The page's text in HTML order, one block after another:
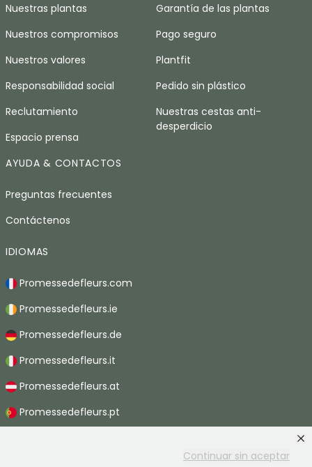
Continuar sin aceptar
Nuestras plantas
Nuestros compromisos
Nuestros valores
Responsabilidad social
Reclutamiento
Espacio prensa
Garantía de las plantas
Pago seguro
Plantfit
Pedido sin plástico
Nuestras cestas anti-
desperdicio
AYUDA & CONTACTOS
Preguntas frecuentes
Contáctenos
IDIOMAS
Promessedefleurs.com
Promessedefleurs.ie
Promessedefleurs.de
Promessedefleurs.it
Promessedefleurs.at
Promessedefleurs.pt